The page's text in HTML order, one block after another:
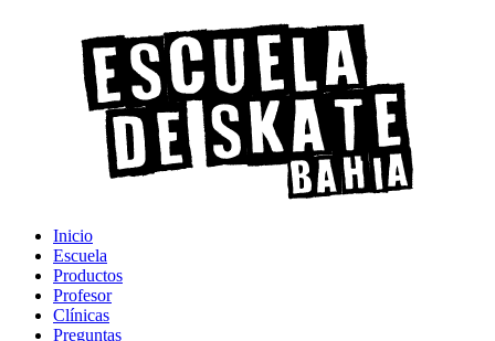
Inicio
Escuela
Productos
Profesor
Clínicas
Preguntas